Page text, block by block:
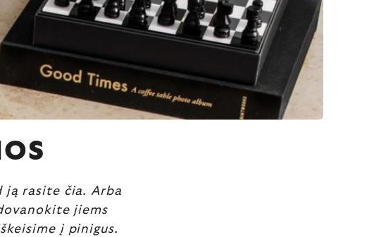
ją rasite čia. Arba
jiems
į pinigus.